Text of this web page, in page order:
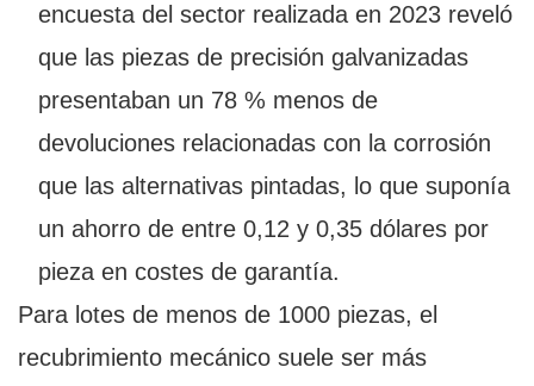
encuesta del sector realizada en 2023 reveló
que las piezas de precisión galvanizadas
presentaban un 78 % menos de
devoluciones relacionadas con la corrosión
que las alternativas pintadas, lo que suponía
un ahorro de entre 0,12 y 0,35 dólares por
pieza en costes de garantía.
Para lotes de menos de 1000 piezas, el
recubrimiento mecánico suele ser más